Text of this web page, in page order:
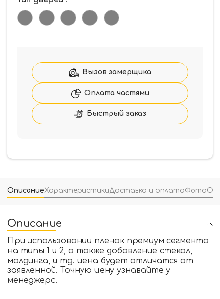
Вызов замерщика
Оплата частями
Быстрый заказ
ОписаниеХарактеристикиДоставка и оплатаФото
Описание
При использовании пленок премиум сегмента
на типы 1 и 2, а также добавление стекол,
молдинга, и тд. цена будет отличатся от
заявленной. Точную цену узнавайте у
менеджера.